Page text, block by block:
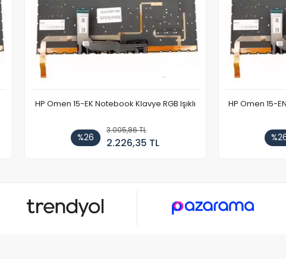
HP Omen 15-EK Notebook Klavye RGB Işıklı
%26
3.005,86 TL
2.226,35 TL
HP Omen 15-